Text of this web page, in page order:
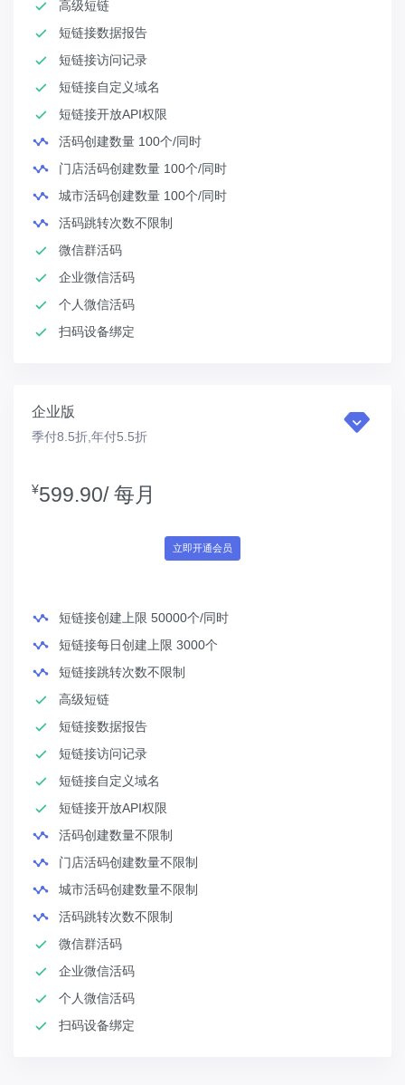
高级短链
短链接数据报告
短链接访问记录
短链接自定义域名
短链接开放API权限
活码创建数量 100个/同时
门店活码创建数量 100个/同时
城市活码创建数量 100个/同时
活码跳转次数不限制
微信群活码
企业微信活码
个人微信活码
扫码设备绑定
企业版
季付8.5折,年付5.5折
¥599.90/ 每月
立即开通会员
短链接创建上限 50000个/同时
短链接每日创建上限 3000个
短链接跳转次数不限制
高级短链
短链接数据报告
短链接访问记录
短链接自定义域名
短链接开放API权限
活码创建数量不限制
门店活码创建数量不限制
城市活码创建数量不限制
活码跳转次数不限制
微信群活码
企业微信活码
个人微信活码
扫码设备绑定